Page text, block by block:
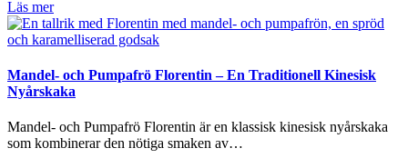
Läs mer
Mandel- och Pumpafrö Florentin – En Traditionell Kinesisk
Nyårskaka
Mandel- och Pumpafrö Florentin är en klassisk kinesisk nyårskaka
som kombinerar den nötiga smaken av…